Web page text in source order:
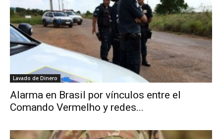
Digital
Lavado de Dinero
Alarma en Brasil por vínculos entre el
Comando Vermelho y redes...